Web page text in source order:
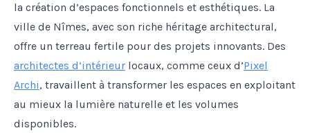
la création d’espaces fonctionnels et esthétiques. La
ville de Nîmes, avec son riche héritage architectural,
offre un terreau fertile pour des projets innovants. Des
architectes d’intérieur locaux, comme ceux d’Pixel
Archi, travaillent à transformer les espaces en exploitant
au mieux la lumière naturelle et les volumes
disponibles.